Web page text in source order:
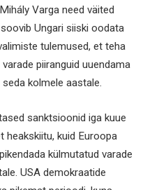
Varga need väited
soovib Ungari siiski oodata
tulemused, et teha
piiranguid uuendama
kolmele aastale.
sanktsioonid iga kuue
heakskiitu, kuid Euroopa
külmutatud varade
USA demokraatide